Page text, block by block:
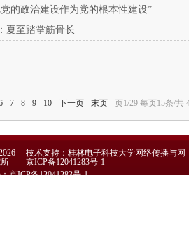
的政治建设作为党的根本性建设”
夏至踏掌筋骨长
7 8 9 10 下一页 末页 页1/29 每页15条/共
技术支持：桂林电子科技大学网络传播与网
究所京ICP备12041283号-1
京ICP备12041283号-1